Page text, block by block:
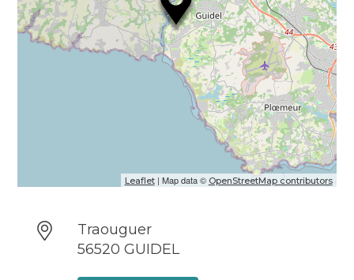
Leaflet| Map data © OpenStreetMap contributors
Traouguer
56520 GUIDEL